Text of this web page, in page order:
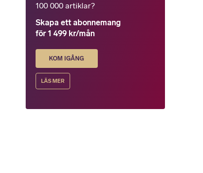
100 000 artiklar?
Skapa ett abonnemang
för 1 499 kr/mån
KOM IGÅNG
LÄS MER